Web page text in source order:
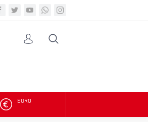
ALTIN